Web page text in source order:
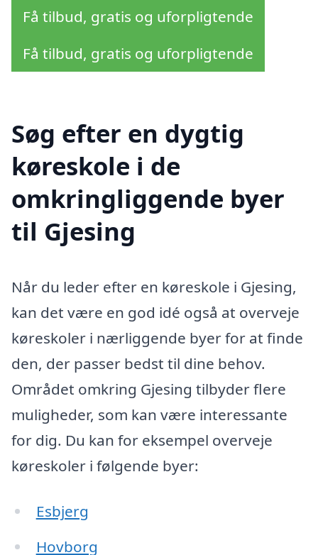
Få tilbud, gratis og uforpligtende
Få tilbud, gratis og uforpligtende
Søg efter en dygtig
køreskole i de
omkringliggende byer
til Gjesing
Når du leder efter en køreskole i Gjesing,
kan det være en god idé også at overveje
køreskoler i nærliggende byer for at finde
den, der passer bedst til dine behov.
Området omkring Gjesing tilbyder flere
muligheder, som kan være interessante
for dig. Du kan for eksempel overveje
køreskoler i følgende byer:
Esbjerg
Hovborg